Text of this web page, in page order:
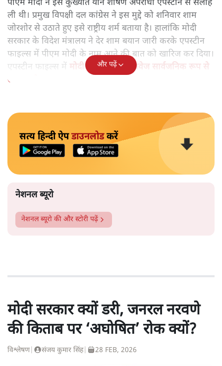
पीएम मोदी ने इस कुख्यात यौन शोषण अपराधी एपस्टीन से सलाह
ली थी। प्रमुख विपक्षी दल कांग्रेस ने इस मुद्दे को शनिवार शाम
जोरशोर से उठाते हुए इसे राष्ट्रीय शर्म बताया है। हालांकि मोदी
सरकार के विदेश मंत्रालय ने देर शाम बयान जारी करके एपस्टीन
फाइल्स में पीएम मोदी के नाम आने की बात को खारिज कर दिया।
एपस्टीन फाइल्स में मोदी से जुड़ा यह दस्तावेज सार्वजनिक रूप से
उपलब्ध है।
और पढ़ें
सत्य हिन्दी ऐपडाउनलोडकरें
नेशनल ब्यूरो
नेशनल ब्यूरो की और स्टोरी पढ़ें
मोदी सरकार क्यों डरी, जनरल नरवणे
की किताब पर ‘अघोषित’ रोक क्यों?
विश्लेषण| संजय कुमार सिंह| 28 FEB, 2026